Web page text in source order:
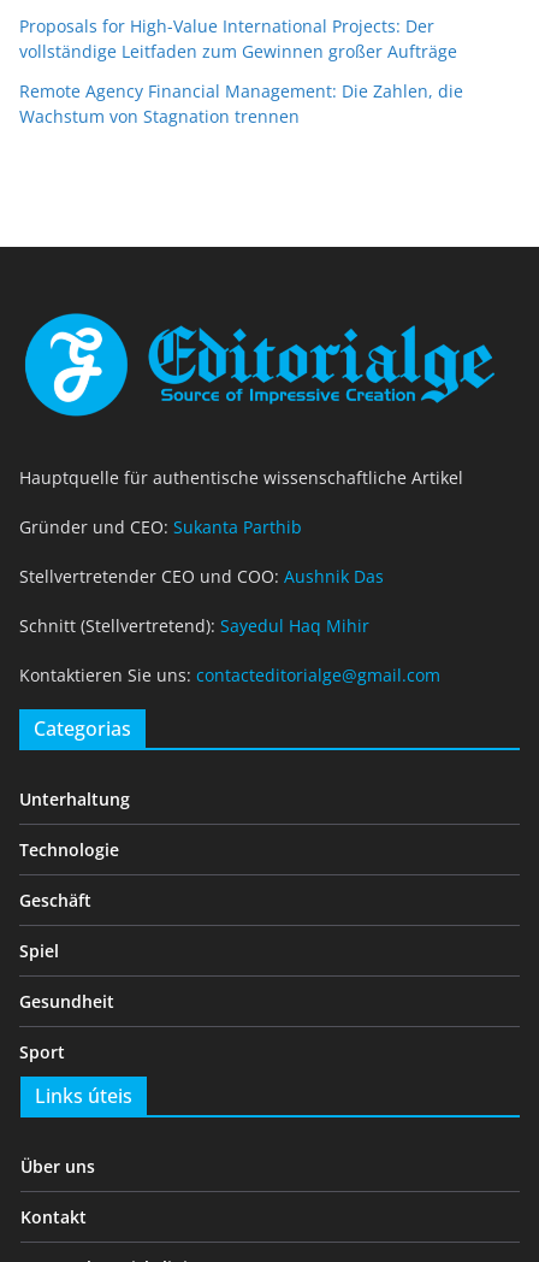
Proposals for High-Value International Projects: Der
vollständige Leitfaden zum Gewinnen großer Aufträge
Remote Agency Financial Management: Die Zahlen, die
Wachstum von Stagnation trennen
Hauptquelle für authentische wissenschaftliche Artikel
Gründer und CEO: Sukanta Parthib
Stellvertretender CEO und COO: Aushnik Das
Schnitt (Stellvertretend): Sayedul Haq Mihir
Kontaktieren Sie uns: contacteditorialge@gmail.com
Categorias
Unterhaltung
Technologie
Geschäft
Spiel
Gesundheit
Sport
Links úteis
Über uns
Kontakt